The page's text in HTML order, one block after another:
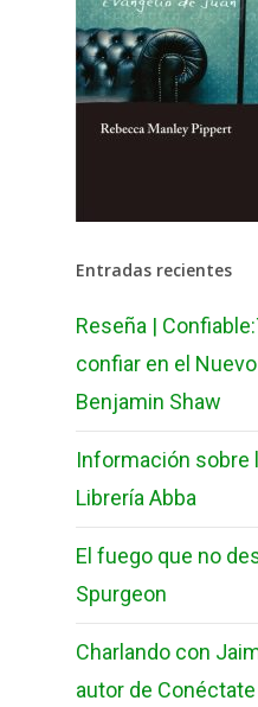
Entradas recientes
Reseña |
confiar en el
Benjamin Shaw
Información sobre
Librería Abba
El fuego que no
Spurgeon
Charlando con
autor de Conéctate